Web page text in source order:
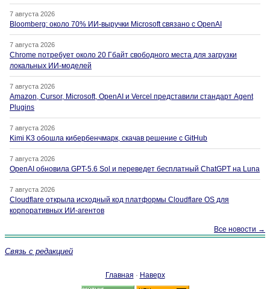
7 августа 2026
Bloomberg: около 70% ИИ-выручки Microsoft связано с OpenAI
7 августа 2026
Chrome потребует около 20 Гбайт свободного места для загрузки
локальных ИИ-моделей
7 августа 2026
Amazon, Cursor, Microsoft, OpenAI и Vercel представили стандарт Agent
Plugins
7 августа 2026
Kimi K3 обошла кибербенчмарк, скачав решение с GitHub
7 августа 2026
OpenAI обновила GPT-5.6 Sol и переведет бесплатный ChatGPT на Luna
7 августа 2026
Cloudflare открыла исходный код платформы Cloudflare OS для
корпоративных ИИ-агентов
Все новости →
Связь с редакцией
Главная · Наверх